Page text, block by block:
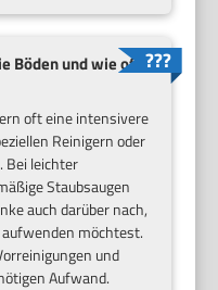
Böden und wie oft
oft eine intensivere
Reinigern oder
Bei leichter
Staubsaugen
auch darüber nach,
möchtest.
und
Aufwand.